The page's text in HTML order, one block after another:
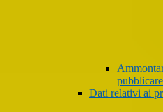
Dati relativi ai